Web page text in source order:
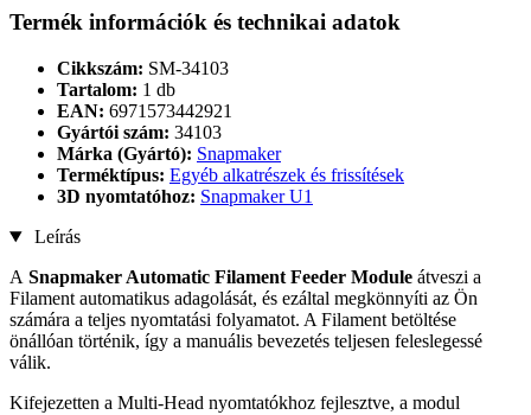
Termék információk és technikai adatok
Cikkszám: SM-34103
Tartalom: 1 db
EAN: 6971573442921
Gyártói szám: 34103
Márka (Gyártó): Snapmaker
Terméktípus: Egyéb alkatrészek és frissítések
3D nyomtatóhoz: Snapmaker U1
Leírás
A Snapmaker Automatic Filament Feeder Module átveszi a
Filament automatikus adagolását, és ezáltal megkönnyíti az Ön
számára a teljes nyomtatási folyamatot. A Filament betöltése
önállóan történik, így a manuális bevezetés teljesen feleslegessé
válik.
Kifejezetten a Multi-Head nyomtatókhoz fejlesztve, a modul